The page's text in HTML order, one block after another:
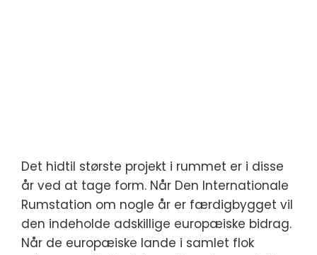
Det hidtil største projekt i rummet er i disse
år ved at tage form. Når Den Internationale
Rumstation om nogle år er færdigbygget vil
den indeholde adskillige europæiske bidrag.
Når de europæiske lande i samlet flok